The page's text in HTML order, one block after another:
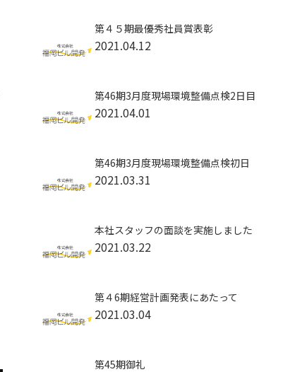
第４５期最優秀社員賞表彰
2021.04.12
第46期3月度現場環境整備点検2日目
2021.04.01
第46期3月度現場環境整備点検初日
2021.03.31
本社スタッフの面談を実施しました
2021.03.22
第４6期経営計画発表にあたって
2021.03.04
第45期御礼